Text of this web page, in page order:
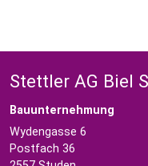
Stettler AG Biel
Bauunternehmung
Wydengasse 6
Postfach 36